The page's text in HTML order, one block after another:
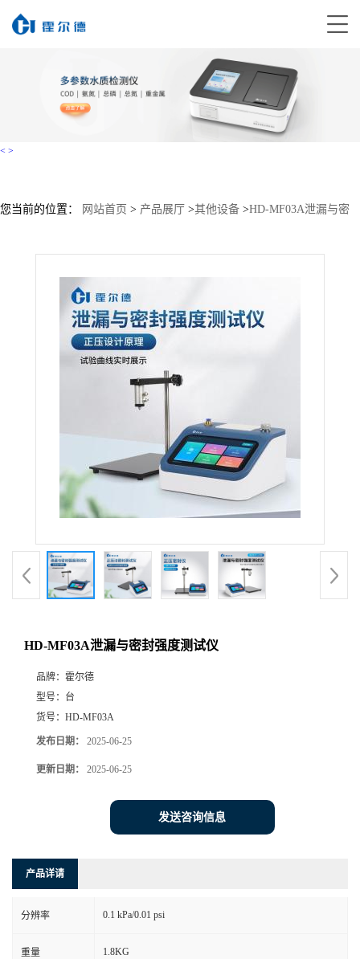
< >
您当前的位置： 网站首页 > 产品展厅 >其他设备 >HD-MF03A泄漏与密
HD-MF03A泄漏与密封强度测试仪
品牌： 霍尔德
型号： 台
货号： HD-MF03A
发布日期： 2025-06-25
更新日期： 2025-06-25
发送咨询信息
产品详请
分辨率 0.1 kPa/0.01 psi
重量 1.8KG